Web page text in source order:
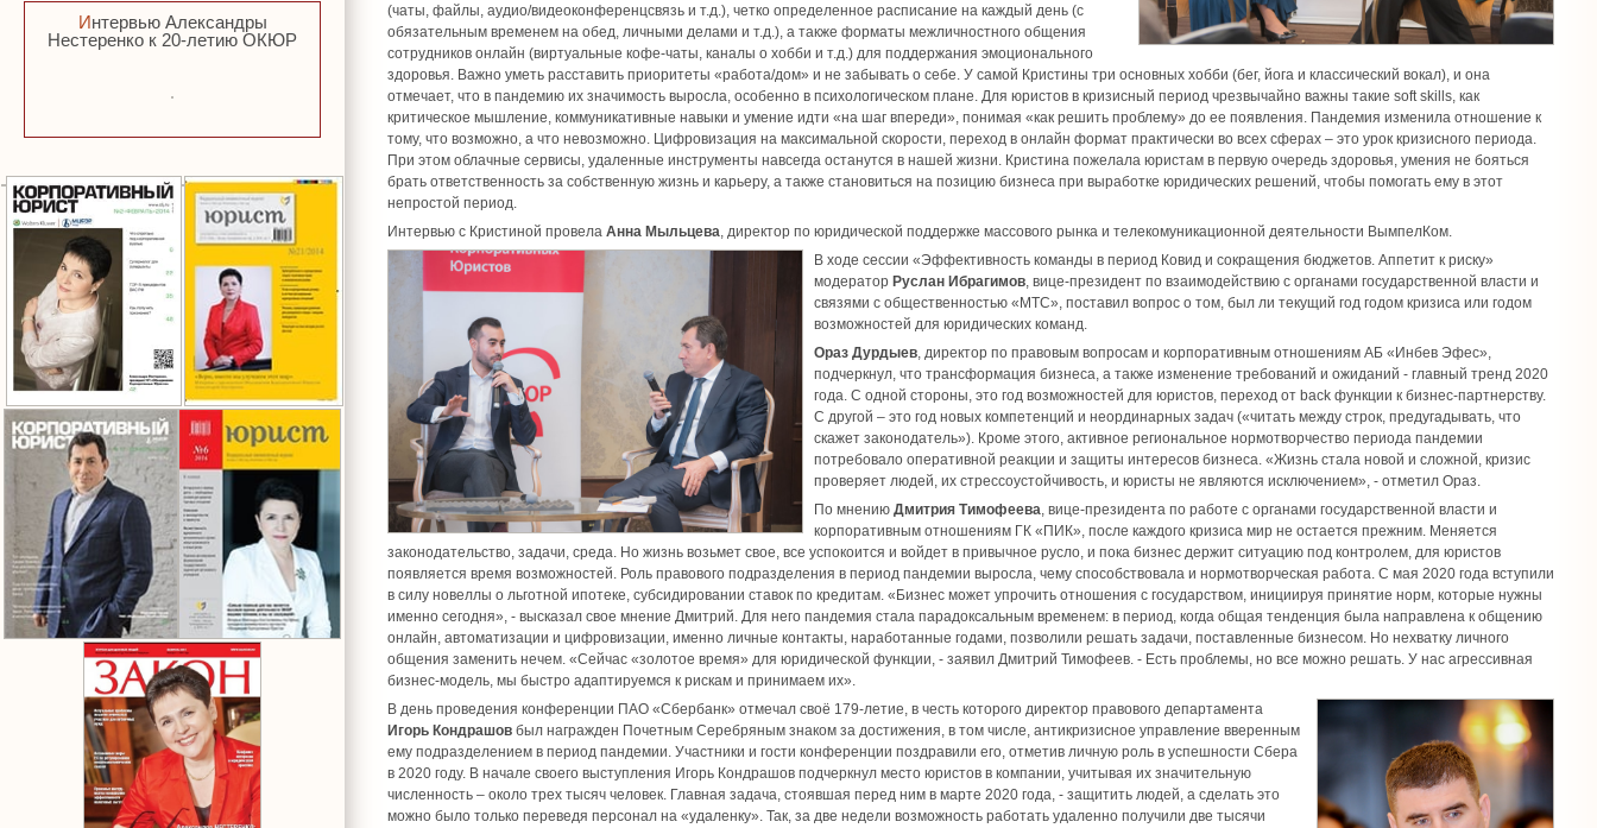
Интервью Александры
Нестеренко к 20-летию ОКЮР
(чаты, файлы, аудио/видеоконференцсвязь и т.д.), четко определенное расписание на каждый день (с
обязательным временем на обед, личными делами и т.д.), а также форматы межличностного общения
сотрудников онлайн (виртуальные кофе-чаты, каналы о хобби и т.д.) для поддержания эмоционального
здоровья. Важно уметь расставить приоритеты «работа/дом» и не забывать о себе. У самой Кристины три основных хобби (бег, йога и классический вокал), и она
отмечает, что в пандемию их значимость выросла, особенно в психологическом плане. Для юристов в кризисный период чрезвычайно важны такие soft skills, как
критическое мышление, коммуникативные навыки и умение идти «на шаг впереди», понимая «как решить проблему» до ее появления. Пандемия изменила отношение к
тому, что возможно, а что невозможно. Цифровизация на максимальной скорости, переход в онлайн формат практически во всех сферах – это урок кризисного периода.
При этом облачные сервисы, удаленные инструменты навсегда останутся в нашей жизни. Кристина пожелала юристам в первую очередь здоровья, умения не бояться
брать ответственность за собственную жизнь и карьеру, а также становиться на позицию бизнеса при выработке юридических решений, чтобы помогать ему в этот
непростой период.
Интервью с Кристиной провела Анна Мыльцева, директор по юридической поддержке массового рынка и телекомуникационной деятельности ВымпелКом.
В ходе сессии «Эффективность команды в период Ковид и сокращения бюджетов. Аппетит к риску»
модератор Руслан Ибрагимов, вице-президент по взаимодействию с органами государственной власти и
связями с общественностью «МТС», поставил вопрос о том, был ли текущий год годом кризиса или годом
возможностей для юридических команд.
Ораз Дурдыев, директор по правовым вопросам и корпоративным отношениям АБ «Инбев Эфес»,
подчеркнул, что трансформация бизнеса, а также изменение требований и ожиданий - главный тренд 2020
года. С одной стороны, это год возможностей для юристов, переход от back функции к бизнес-партнерству.
С другой – это год новых компетенций и неординарных задач («читать между строк, предугадывать, что
скажет законодатель»). Кроме этого, активное региональное нормотворчество периода пандемии
потребовало оперативной реакции и защиты интересов бизнеса. «Жизнь стала новой и сложной, кризис
проверяет людей, их стрессоустойчивость, и юристы не являются исключением», - отметил Ораз.
По мнению Дмитрия Тимофеева, вице-президента по работе с органами государственной власти и
корпоративным отношениям ГК «ПИК», после каждого кризиса мир не остается прежним. Меняется
законодательство, задачи, среда. Но жизнь возьмет свое, все успокоится и войдет в привычное русло, и пока бизнес держит ситуацию под контролем, для юристов
появляется время возможностей. Роль правового подразделения в период пандемии выросла, чему способствовала и нормотворческая работа. С мая 2020 года вступили
в силу новеллы о льготной ипотеке, субсидировании ставок по кредитам. «Бизнес может упрочить отношения с государством, инициируя принятие норм, которые нужны
именно сегодня», - высказал свое мнение Дмитрий. Для него пандемия стала парадоксальным временем: в период, когда общая тенденция была направлена к общению
онлайн, автоматизации и цифровизации, именно личные контакты, наработанные годами, позволили решать задачи, поставленные бизнесом. Но нехватку личного
общения заменить нечем. «Сейчас «золотое время» для юридической функции, - заявил Дмитрий Тимофеев. - Есть проблемы, но все можно решать. У нас агрессивная
бизнес-модель, мы быстро адаптируемся к рискам и принимаем их».
В день проведения конференции ПАО «Сбербанк» отмечал своё 179-летие, в честь которого директор правового департамента
Игорь Кондрашов был награжден Почетным Серебряным знаком за достижения, в том числе, антикризисное управление вверенным
ему подразделением в период пандемии. Участники и гости конференции поздравили его, отметив личную роль в успешности Сбера
в 2020 году. В начале своего выступления Игорь Кондрашов подчеркнул место юристов в компании, учитывая их значительную
численность – около трех тысяч человек. Главная задача, стоявшая перед ним в марте 2020 года, - защитить людей, а сделать это
можно было только переведя персонал на «удаленку». Так, за две недели возможность работать удаленно получили две тысячи